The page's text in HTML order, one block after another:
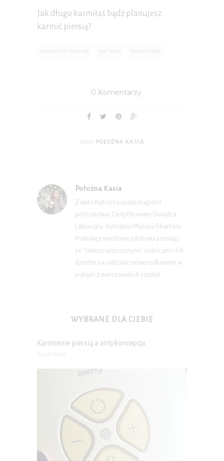
Jak długo karmiłaś bądź planujesz
karmić piersią?
KARMIENIE PIERSIĄ LAKTACJA MLEKO MAMY
0 Komentarzy
autor POŁOŻNA KASIA
Położna Kasia
Z wykształcenia i pasji magister
położnictwa. Certyfikowany Doradca
Laktacyjny. Instruktor Masażu Shantala.
Praktykę zawodową zdobywa pracując
ze "świeżo upieczonymi" rodzicami i ich
dziećmi na oddziale noworodkowym w
jednym z warszawskich szpitali.
WYBRANE DLA CIEBIE
Karmienie piersią a antykoncepcja
24-07-2010